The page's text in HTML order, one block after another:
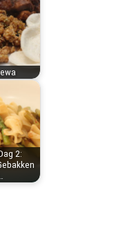
2: